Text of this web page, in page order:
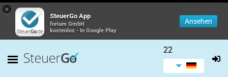
×
SteuerGo App
forium GmbH
kostenlos - In Google Play
Ansehen
22